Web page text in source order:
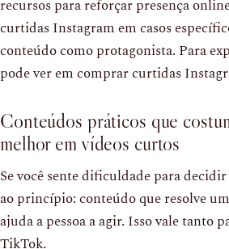
recursos para reforçar presença
curtidas Instagram em casos
conteúdo como protagonista. Para
pode ver em comprar curtidas
Conteúdos práticos que
melhor em vídeos curtos
Se você sente dificuldade para
ao princípio: conteúdo que resolve
ajuda a pessoa a agir. Isso vale tanto
TikTok.